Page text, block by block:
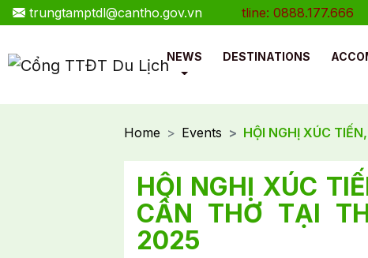
trungtamptdl@cantho.gov.vnHotline: 0888.177.666
NEWS DESTINATIONS
Home Events HỘI NGHỊ XÚC
HỘI NGHỊ XÚC
CẦN THƠ TẠI
2025